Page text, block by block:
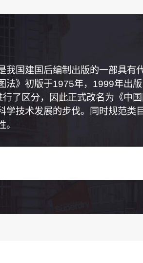
我国建国后编制出版的一部具有
》初版于1975年，1999年出
了区分，因此正式改名为《中
技术发展的步伐。同时规范类